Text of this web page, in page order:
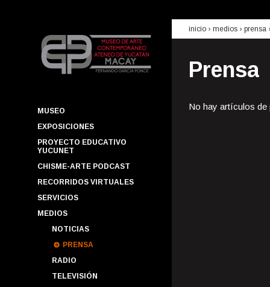
MUSEO
EXPOSICIONES
PROYECTO EDUCATIVO
YUCUNET
CHISME-ARTE PODCAST
RECORRIDOS VIRTUALES
SERVICIOS
MEDIOS
NOTICIAS
PRENSA
RADIO
TELEVISIÓN
inicio › medios › prensa
Prensa
No hay artículos de